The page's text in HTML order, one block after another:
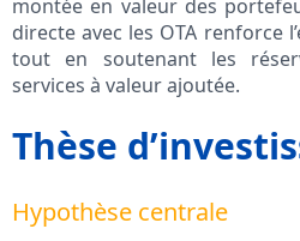
montée en valeur des
directe avec les OTA renforce
tout en soutenant les
services à valeur ajoutée.
Thèse
Hypothèse centrale